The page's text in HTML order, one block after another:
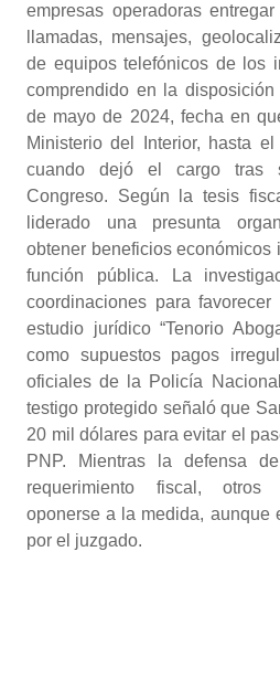
empresas operadoras
llamadas, mensajes,
de equipos telefónicos de los
comprendido en la
de mayo de 2024, fecha en
Ministerio del Interior, hasta
cuando dejó el cargo tras
Congreso. Según la tesis
liderado una presunta
obtener beneficios económicos
función pública. La
coordinaciones para favorecer
estudio jurídico “Tenorio
como supuestos pagos
oficiales de la Policía
testigo protegido señaló que
20 mil dólares para evitar el
PNP. Mientras la defensa
requerimiento fiscal, otros
oponerse a la medida, aunque
por el juzgado.